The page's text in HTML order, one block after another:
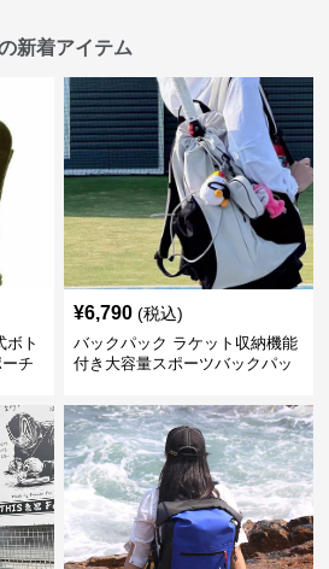
新着アイテム
ボト
チ
¥6,790 (税込)
バックパック ラケット収納機能
付き大容量スポーツバックパッ